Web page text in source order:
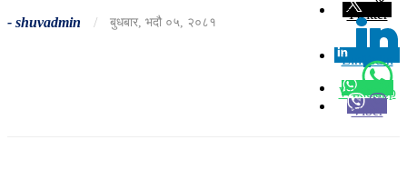
- shuvadmin / बुधबार, भदौ ०५, २०८१
Twitter
Linkedin
0
Whatsapp
Viber